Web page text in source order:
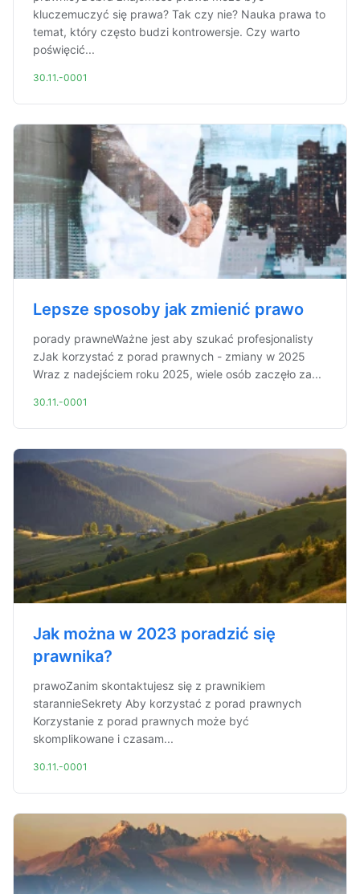
kluczemuczyć się prawa? Tak czy nie? Nauka prawa to
temat, który często budzi kontrowersje. Czy warto
poświęcić...
30.11.-0001
Lepsze sposoby jak zmienić prawo
porady prawneWażne jest aby szukać profesjonalisty
zJak korzystać z porad prawnych - zmiany w 2025
Wraz z nadejściem roku 2025, wiele osób zaczęło za...
30.11.-0001
Jak można w 2023 poradzić się
prawnika?
prawoZanim skontaktujesz się z prawnikiem
starannieSekrety Aby korzystać z porad prawnych
Korzystanie z porad prawnych może być
skomplikowane i czasam...
30.11.-0001